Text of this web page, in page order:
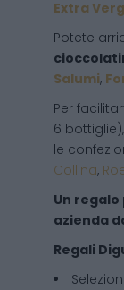
Extra
Potete
Salumi,
Per
6
le
Collina,
Un
azienda
Regali